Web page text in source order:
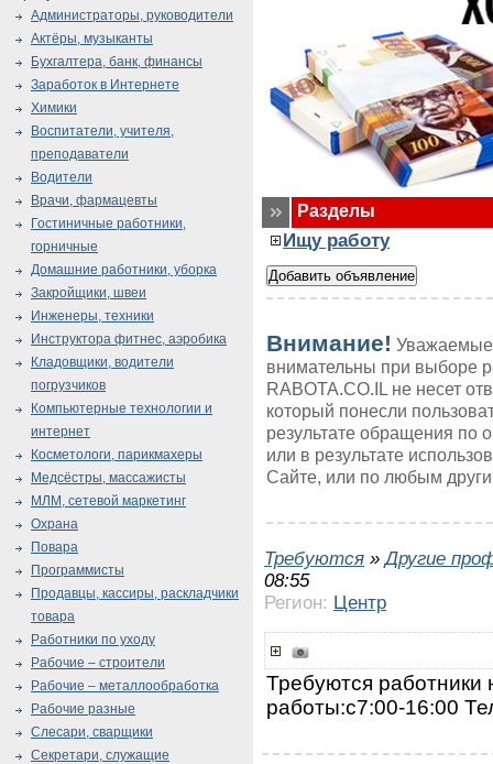
Разделы
Ищу работу
Внимание! Уважаемые
внимательны при выборе
RABOTA.CO.IL не несет
который понесли
результате обращения
или в результате
Сайте, или по любым
Требуются »Другие
08:55
Регион: Центр
Требуются
работы:с7:00-16:00
Администраторы, руководители
Актёры, музыканты
Бухгалтера, банк, финансы
Заработок в Интернете
Химики
Воспитатели, учителя,
преподаватели
Водители
Врачи, фармацевты
Гостиничные работники,
горничные
Домашние работники, уборка
Закройщики, швеи
Инженеры, техники
Инструктора фитнес, аэробика
Кладовщики, водители
погрузчиков
Компьютерные технологии и
интернет
Косметологи, парикмахеры
Медсёстры, массажисты
МЛМ, сетевой маркетинг
Охрана
Повара
Программисты
Продавцы, кассиры, раскладчики
товара
Работники по уходу
Рабочие – строители
Рабочие – металлообработка
Рабочие разные
Слесари, сварщики
Секретари, служащие